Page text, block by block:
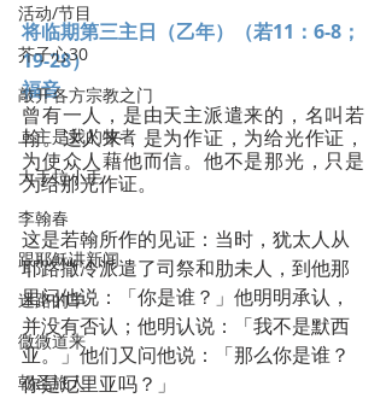
活动/节目
芥子心30
敲开各方宗教之门
上主是我的牧者
大手拉小手
李翰春
跟耶稣讲新闻
迷路的羊
微微道来
朝圣旅人
将临期第三主日（乙年）（若11：6-8；
19-28）
福音
曾有一人，是由天主派遣来的，名叫若
翰。这人来，是为作证，为给光作证，
为使众人藉他而信。他不是那光，只是
为给那光作证。
这是若翰所作的见证：当时，犹太人从
耶路撒冷派遣了司祭和肋未人，到他那
里问他说：「你是谁？」他明明承认，
并没有否认；他明认说：「我不是默西
亚。」他们又问他说：「那么你是谁？
你是厄里亚吗？」